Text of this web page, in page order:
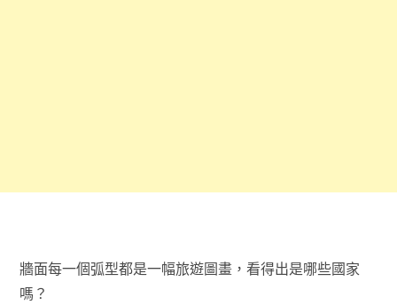
牆面每一個弧型都是一幅旅遊圖畫，看得出是哪些國家
嗎？